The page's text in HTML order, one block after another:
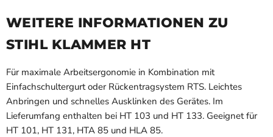
WEITERE INFORMATIONEN ZU
STIHL KLAMMER HT
Für maximale Arbeitsergonomie in Kombination mit
Einfachschultergurt oder Rückentragsystem RTS. Leichtes
Anbringen und schnelles Ausklinken des Gerätes. Im
Lieferumfang enthalten bei HT 103 und HT 133. Geeignet für
HT 101, HT 131, HTA 85 und HLA 85.